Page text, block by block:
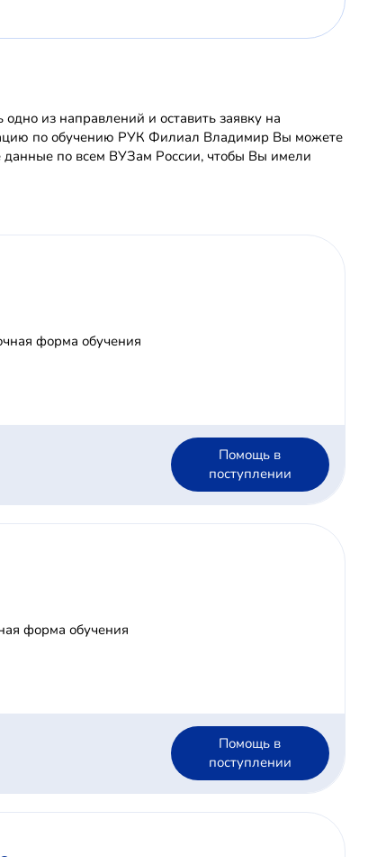
из направлений и оставить заявку на
по обучению РУК Филиал Владимир Вы можете
по всем ВУЗам России, чтобы Вы имели
форма обучения
Помощь в
поступлении
форма обучения
Помощь в
поступлении